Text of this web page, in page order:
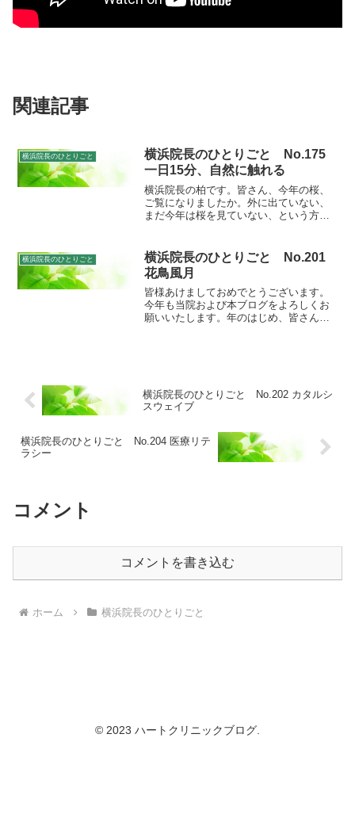
関連記事
横浜院長のひとりごと
横浜院長のひとりごと No.175
一日15分、自然に触れる
横浜院長の柏です。皆さん、今年の桜、
ご覧になりましたか。外に出ていない、
まだ今年は桜を見ていない、という方。
ましょうね。さて、4月は進学進級の月で
すね。私の時は、大学3...
横浜院長のひとりごと
横浜院長のひとりごと No.201
花鳥風月
皆様あけましておめでとうございます。
今年も当院および本ブログをよろしくお
願いいたします。年のはじめ、皆さんは
横浜院長のひとりごと No.202 カタルシ
スウェイブ
横浜院長のひとりごと No.204 医療リテ
ラシー
コメント
コメントを書き込む
ホーム 横浜院長のひとりごと
© 2023 ハートクリニックブログ.